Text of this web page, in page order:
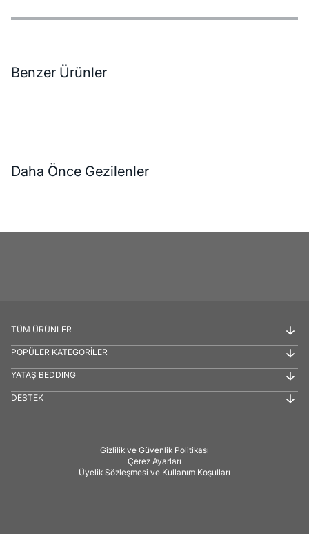
Özellikler
Ödeme Seçenekleri
Teslimat ve İade Koşulları
Benzer Ürünler
Daha Önce Gezilenler
TÜM ÜRÜNLER
POPÜLER KATEGORİLER
YATAŞ BEDDING
DESTEK
Gizlilik ve Güvenlik Politikası
Çerez Ayarları
Üyelik Sözleşmesi ve Kullanım Koşulları